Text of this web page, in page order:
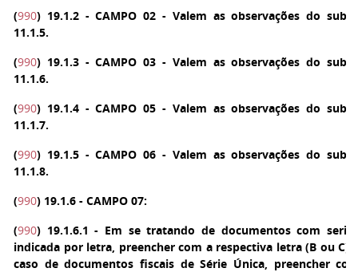
(990) 19.1.2 - CAMPO 02 - Valem as observações do
11.1.5.
(990) 19.1.3 - CAMPO 03 - Valem as observações do
11.1.6.
(990) 19.1.4 - CAMPO 05 - Valem as observações do
11.1.7.
(990) 19.1.5 - CAMPO 06 - Valem as observações do
11.1.8.
(990) 19.1.6 - CAMPO 07:
(990) 19.1.6.1 - Em se tratando de documentos com
indicada por letra, preencher com a respectiva letra (B ou C).
caso de documentos fiscais de Série Única, preencher